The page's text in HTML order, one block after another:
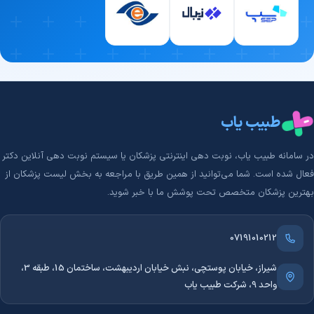
علم پزشکی هر روز در حال تکامل است. پزشکی که دانش خود را در زمینه
روش‌های قدیمی، از تکنیک‌های مدرن‌تر، سریع‌تر و کم‌عارضه‌تر برای درمان
4. اخلاق حرفه‌ای و ارتباط صمیمانه با بیمار
هم هستند. یک دکتر حرفه‌ای و دلسوز، با حوصله به صحبت‌ها و نگرانی‌های
شما گوش می‌دهد، روند درمان تشخیص و درمان انواع نازایی را به زبان
شما را به حداقل برساند.
5. رضایت بالای بیماران قبلی (سند اعتبار پزشک)
هیچ تبلیغی بهتر از رضایت بیماران نیست. بررسی نظرات و تجربه‌های
واقعی مراجعین قبلی، یکی از مطمئن‌ترین راه‌ها برای شناخت بهترین دکتر
طبیب یاب
در سامانه طبیب‌ یاب، نوبت دهی اینترنتی پزشکان یا سیستم نوبت دهی آنلاین دکتر
فعال شده است. شما می‌توانید از همین طریق با مراجعه به بخش لیست پزشکان از
بهترین پزشکان متخصص تحت پوشش ما با خبر شوید.
07191010212
شیراز، خیابان پوستچی، نبش خیابان اردیبهشت، ساختمان 15، طبقه 3،
واحد 9، شرکت طبیب یاب